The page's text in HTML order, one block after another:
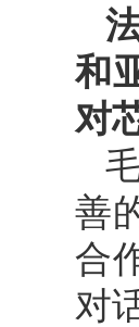
和
对
善
合
对